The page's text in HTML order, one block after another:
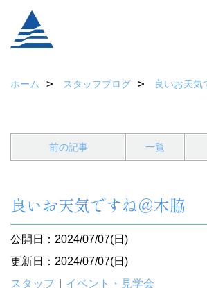
ホーム スタッフブログ 良いお天気
前の記事 一覧
良いお天気ですね＠木脇
公開日：2024/07/07(日)
更新日：2024/07/07(日)
スタッフ
イベント・見学会